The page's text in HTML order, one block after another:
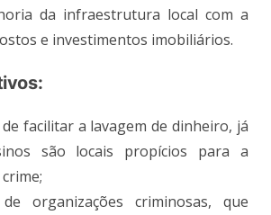
da infraestrutura local com a
e investimentos imobiliários.
facilitar a lavagem de dinheiro, já
são locais propícios para a
organizações criminosas, que